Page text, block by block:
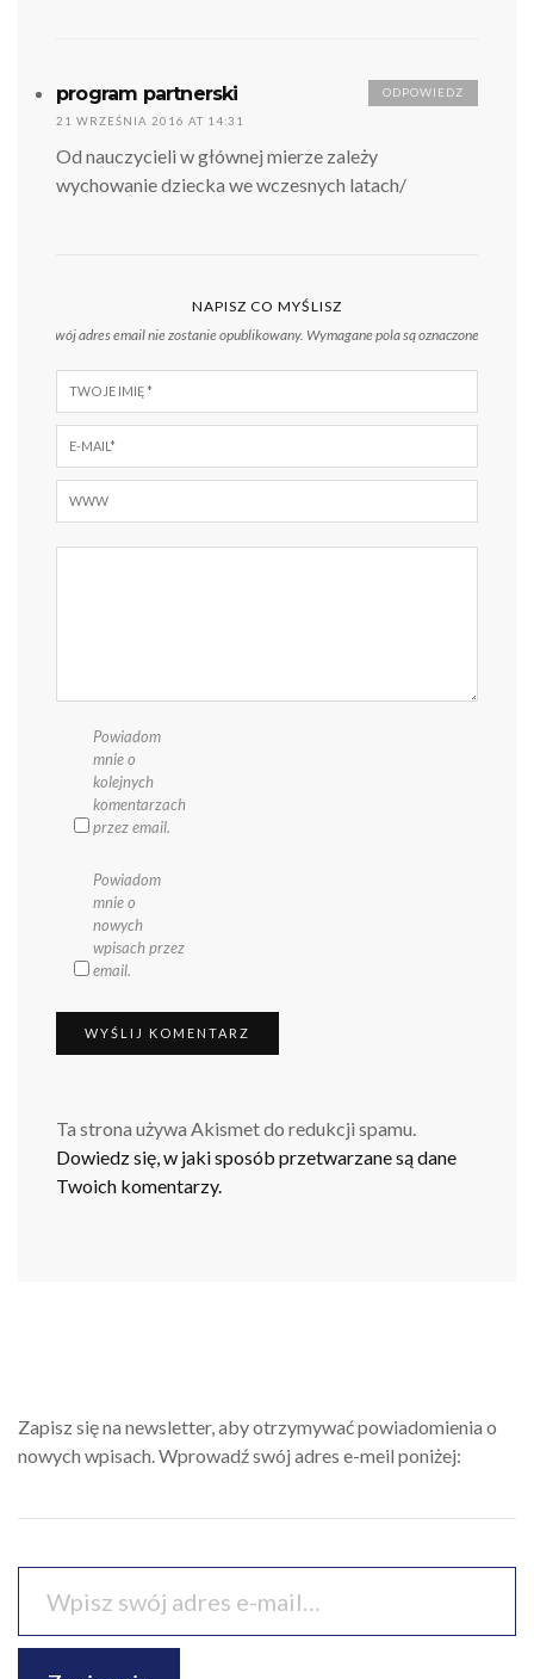
ODPOWIEDZ
program partnerski
21 WRZEŚNIA 2016 AT 14:31
Od nauczycieli w głównej mierze zależy
wychowanie dziecka we wczesnych latach/
NAPISZ CO MYŚLISZ
Twój adres email nie zostanie opublikowany. Wymagane pola są oznaczone
Powiadom
mnie o
kolejnych
komentarzach
przez email.
Powiadom
mnie o
nowych
wpisach przez
email.
Ta strona używa Akismet do redukcji spamu.
Dowiedz się, w jaki sposób przetwarzane są dane
Twoich komentarzy.
Zapisz się na newsletter, aby otrzymywać powiadomienia o
nowych wpisach. Wprowadź swój adres e-meil poniżej: